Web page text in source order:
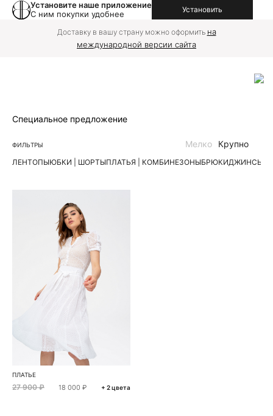
Установите наше приложение
С ним покупки удобнее
Установить
Доставку в вашу страну можно оформить на
международной версии сайта
Специальное предложение
ФИЛЬТРЫ
ЛЕНТОПЫЮБКИ | ШОРТЫПЛАТЬЯ | КОМБИНЕЗОНЫБРЮКИДЖИНСЫ
Мелко Крупно
ПЛАТЬЕ
27 900 ₽ 18 000 ₽ + 2 цвета